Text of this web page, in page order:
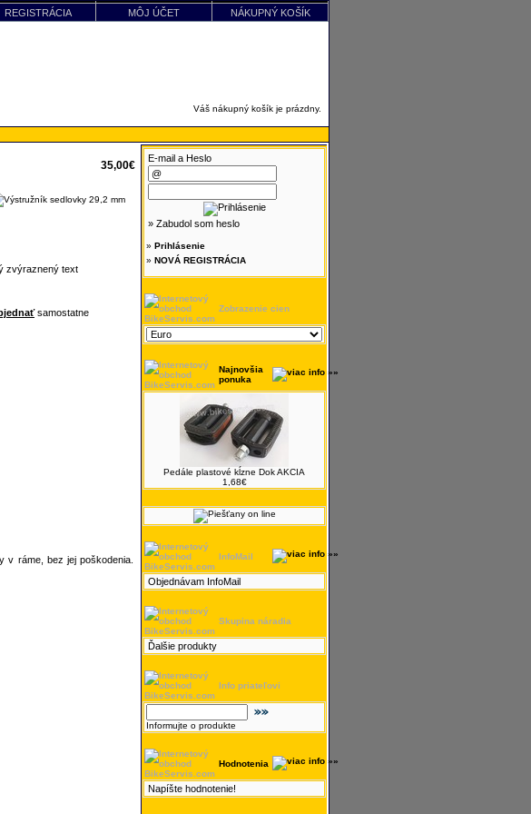
REGISTRÁCIA MÔJ ÚČET NÁKUPNÝ KOŠÍK
Váš nákupný košík je prázdny.
35,00€
zvýraznený text
samostatne
v ráme, bez jej poškodenia.
E-mail a Heslo
» Zabudol som heslo
» Prihlásenie
» NOVÁ REGISTRÁCIA
Zobrazenie cien
Najnovšia
ponuka
Pedále plastové kĺzne Dok AKCIA
1,68€
InfoMail
Objednávam InfoMail
Skupina náradia
Ďalšie produkty
Info priateľovi
Informujte o produkte
Hodnotenia
Napíšte hodnotenie!